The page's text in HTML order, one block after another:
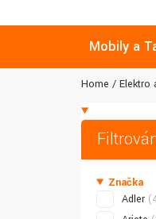
Mobily a
Home Elektro
Značka
Adler